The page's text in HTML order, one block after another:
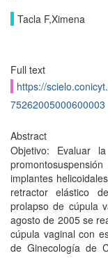
Tacla F,Ximena
Full text
https://
75262005000600003
Abstract
Objetivo: Evaluar
implantes
retractor elástico
prolapso de cúpula
agosto de 2005 se
cúpula vaginal con
de Ginecología de